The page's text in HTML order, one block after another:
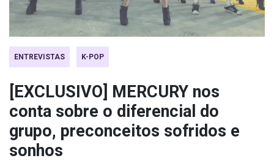
ENTREVISTAS K-POP
[EXCLUSIVO] MERCURY nos
conta sobre o diferencial do
grupo, preconceitos sofridos e
sonhos